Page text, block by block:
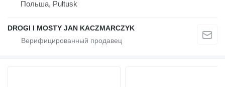
Польша, Pułtusk
DROGI I MOSTY JAN KACZMARCZYK